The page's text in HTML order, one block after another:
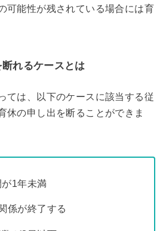
可能性が残されている場合には育
れるケースとは
ては、以下のケースに該当する従
休の申し出を断ることができま
1年未満
係が終了する